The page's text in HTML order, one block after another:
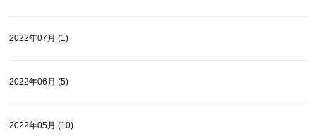
2022年07月 (1)
2022年06月 (5)
2022年05月 (10)